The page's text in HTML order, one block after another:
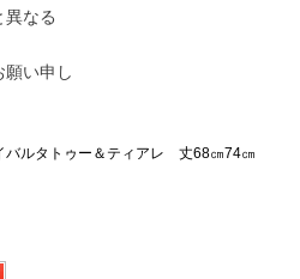
異なる
願い申し
ルタトゥー＆ティアレ 丈68㎝74㎝